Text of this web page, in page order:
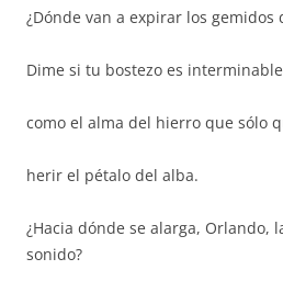
¿Dónde van a expirar los
Dime si tu bostezo es interminable
como el alma del hierro que sólo
herir el pétalo del alba.
¿Hacia dónde se alarga, Orlando,
sonido?